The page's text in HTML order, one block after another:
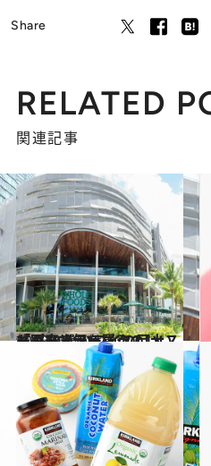
Share
RELATED
関連記事
2019.8.4
【写真でチェック！】「ホールフーズ」のいいもの20選 ハワイの巨大スーパーで何を買う？
旅＆お出かけ